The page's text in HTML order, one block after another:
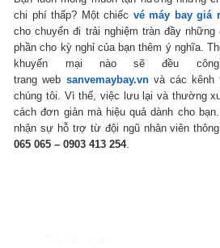
chi phí thấp? Một chiếc vé máy bay giá
cho chuyến đi trải nghiệm tràn đầy
phần cho kỳ nghỉ của bạn thêm ý nghĩa.
khuyến mại nào sẽ đều
trang web sanvemaybay.vnvà các kênh
chúng tôi. Vì thế, việc lưu lại và thường
cách đơn giản mà hiệu quả dành cho
nhận sự hỗ trợ từ đội ngũ nhân viên
065 065 – 0903 413 254.